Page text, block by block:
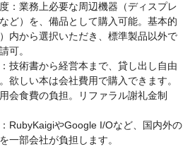
：業務上必要な周辺機器（ディスプレ
ど）を、備品として購入可能。基本的
内から選択いただき、標準製品以外で
可。
技術書から経営本まで、貸し出し自由
欲しい本は会社費用で購入できます。
会食費の負担。リファラル謝礼金制
RubyKaigiやGoogle I/Oなど、国内外の
一部会社が負担します。